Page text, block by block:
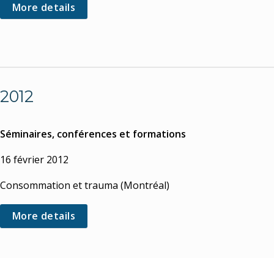
More details
2012
Séminaires, conférences et formations
16 février 2012
Consommation et trauma (Montréal)
More details